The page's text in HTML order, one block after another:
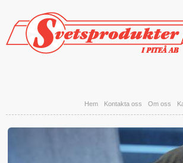
Hem Kontakta oss Om oss